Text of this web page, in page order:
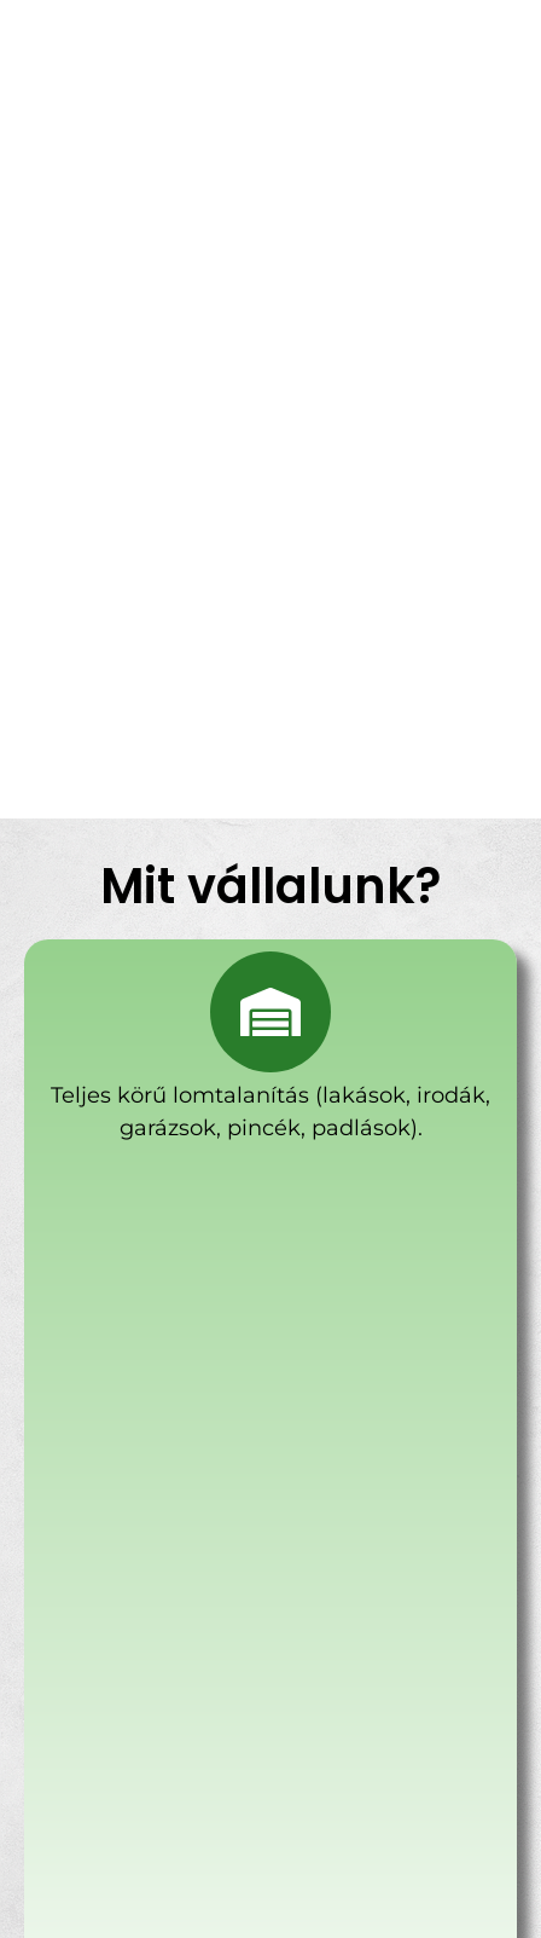
Mit vállalunk?
Teljes körű lomtalanítás (lakások, irodák,
garázsok, pincék, padlások).